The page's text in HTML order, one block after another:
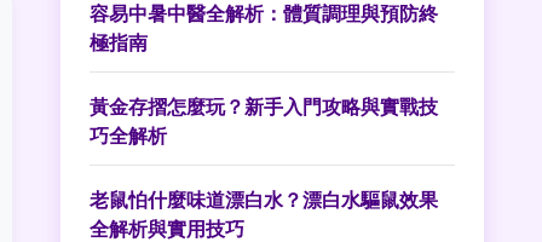
容易中暑中醫全解析：體質調理與預防終
極指南
黃金存摺怎麼玩？新手入門攻略與實戰技
巧全解析
老鼠怕什麼味道漂白水？漂白水驅鼠效果
全解析與實用技巧